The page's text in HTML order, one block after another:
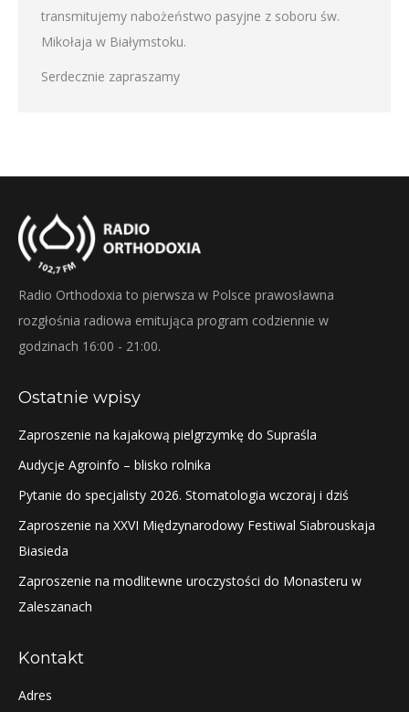
transmitujemy nabożeństwo pasyjne z soboru św.
Mikołaja w Białymstoku.
Serdecznie zapraszamy
Radio Orthodoxia to pierwsza w Polsce prawosławna
rozgłośnia radiowa emitująca program codziennie w
godzinach 16:00 - 21:00.
Ostatnie wpisy
Zaproszenie na kajakową pielgrzymkę do Supraśla
Audycje Agroinfo – blisko rolnika
Pytanie do specjalisty 2026. Stomatologia wczoraj i dziś
Zaproszenie na XXVI Międzynarodowy Festiwal Siabrouskaja
Biasieda
Zaproszenie na modlitewne uroczystości do Monasteru w
Zaleszanach
Kontakt
Adres